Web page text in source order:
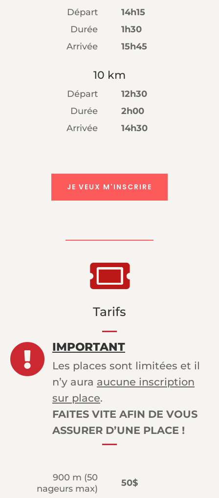
Départ
14h15
Durée
1h30
Arrivée
15h45
10 km
Départ
12h30
Durée
2h00
Arrivée
14h30
JE VEUX M'INSCRIRE

Tarifs
 IMPORTANT
Les places sont limitées et il
n’y aura aucune inscription
sur place.
FAITES VITE AFIN DE VOUS
ASSURER D’UNE PLACE !
900 m (50
nageurs max)
50$